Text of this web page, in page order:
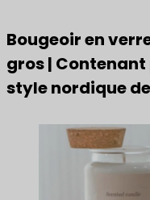
Bougeoir en
gros |
style nordique